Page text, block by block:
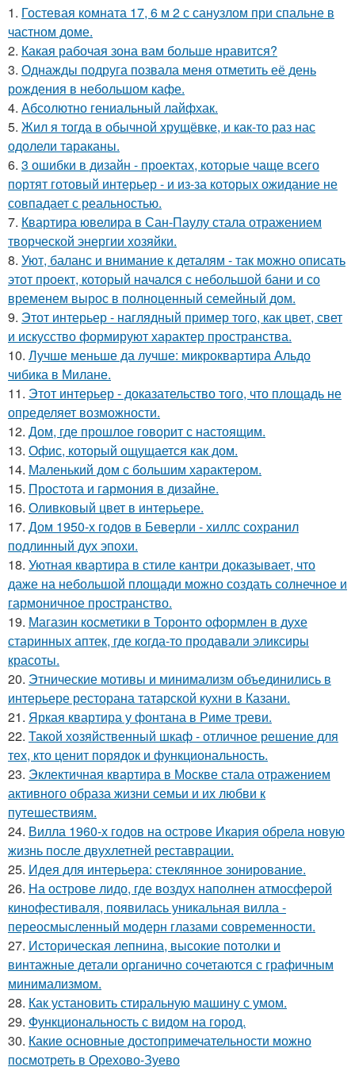
1. Гостевая комната 17, 6 м 2 с санузлом при спальне в
частном доме.
2. Какая рабочая зона вам больше нравится?
3. Однажды подруга позвала меня отметить её день
рождения в небольшом кафе.
4. Абсолютно гениальный лайфхак.
5. Жил я тогда в обычной хрущёвке, и как-то раз нас
одолели тараканы.
6. 3 ошибки в дизайн - проектах, которые чаще всего
портят готовый интерьер - и из-за которых ожидание не
совпадает с реальностью.
7. Квартира ювелира в Сан-Паулу стала отражением
творческой энергии хозяйки.
8. Уют, баланс и внимание к деталям - так можно описать
этот проект, который начался с небольшой бани и со
временем вырос в полноценный семейный дом.
9. Этот интерьер - наглядный пример того, как цвет, свет
и искусство формируют характер пространства.
10. Лучше меньше да лучше: микроквартира Альдо
чибика в Милане.
11. Этот интерьер - доказательство того, что площадь не
определяет возможности.
12. Дом, где прошлое говорит с настоящим.
13. Офис, который ощущается как дом.
14. Маленький дом с большим характером.
15. Простота и гармония в дизайне.
16. Оливковый цвет в интерьере.
17. Дом 1950-х годов в Беверли - хиллс сохранил
подлинный дух эпохи.
18. Уютная квартира в стиле кантри доказывает, что
даже на небольшой площади можно создать солнечное и
гармоничное пространство.
19. Магазин косметики в Торонто оформлен в духе
старинных аптек, где когда-то продавали эликсиры
красоты.
20. Этнические мотивы и минимализм объединились в
интерьере ресторана татарской кухни в Казани.
21. Яркая квартира у фонтана в Риме треви.
22. Такой хозяйственный шкаф - отличное решение для
тех, кто ценит порядок и функциональность.
23. Эклектичная квартира в Москве стала отражением
активного образа жизни семьи и их любви к
путешествиям.
24. Вилла 1960-х годов на острове Икария обрела новую
жизнь после двухлетней реставрации.
25. Идея для интерьера: стеклянное зонирование.
26. На острове лидо, где воздух наполнен атмосферой
кинофестиваля, появилась уникальная вилла -
переосмысленный модерн глазами современности.
27. Историческая лепнина, высокие потолки и
винтажные детали органично сочетаются с графичным
минимализмом.
28. Как установить стиральную машину с умом.
29. Функциональность с видом на город.
30. Какие основные достопримечательности можно
посмотреть в Орехово-Зуево